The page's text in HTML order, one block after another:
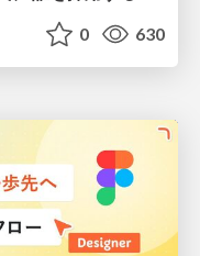
0 630